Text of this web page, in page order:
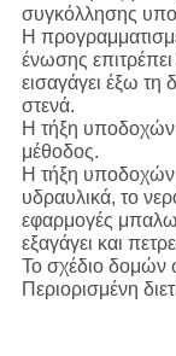
συγκόλλησης
Η
ένωσης
εισαγάγει έξω τη
στενά.
Η τήξη υποδοχών
μέθοδος.
Η τήξη υποδοχών
υδραυλικά, το
εφαρμογές
εξαγάγει και
Το σχέδιο δομών
Περιορισμένη